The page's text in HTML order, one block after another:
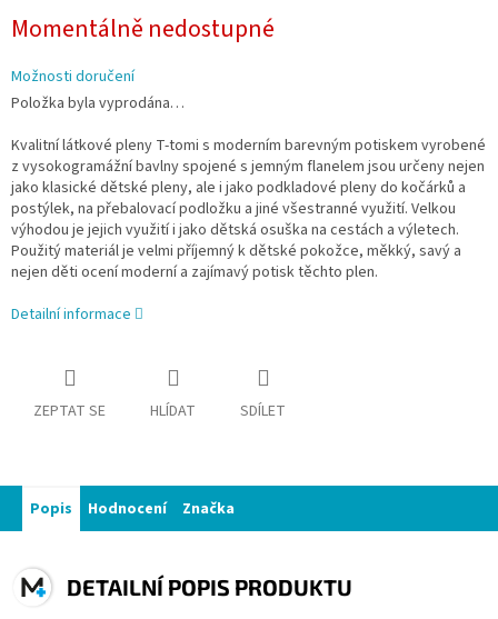
Momentálně nedostupné
Možnosti doručení
Položka byla vyprodána…
Kvalitní látkové pleny T-tomi s moderním barevným potiskem vyrobené
z vysokogramážní bavlny spojené s jemným flanelem jsou určeny nejen
jako klasické dětské pleny, ale i jako podkladové pleny do kočárků a
postýlek, na přebalovací podložku a jiné všestranné využití. Velkou
výhodou je jejich využití i jako dětská osuška na cestách a výletech.
Použitý materiál je velmi příjemný k dětské pokožce, měkký, savý a
nejen děti ocení moderní a zajímavý potisk těchto plen.
Detailní informace
ZEPTAT SE HLÍDAT SDÍLET
Popis Hodnocení Značka
DETAILNÍ POPIS PRODUKTU